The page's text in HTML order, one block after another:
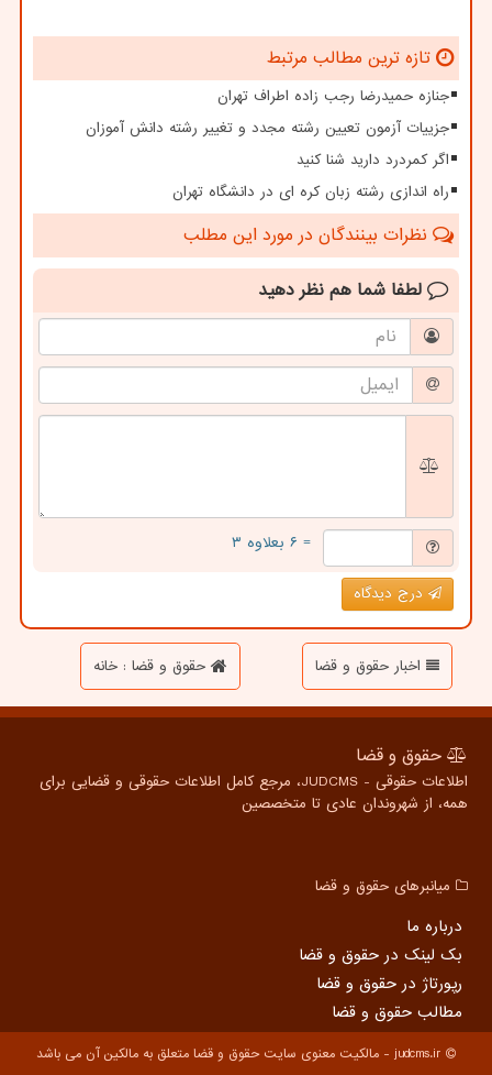
تازه ترین مطالب مرتبط
جنازه حمیدرضا رجب زاده اطراف تهران
جزییات آزمون تعیین رشته مجدد و تغییر رشته دانش آموزان
اگر کمردرد دارید شنا کنید
راه اندازی رشته زبان کره ای در دانشگاه تهران
نظرات بینندگان در مورد این مطلب
لطفا شما هم نظر دهید
= ۶ بعلاوه ۳
درج دیدگاه
اخبار حقوق و قضا حقوق و قضا : خانه
حقوق و قضا
اطلاعات حقوقی - JUDCMS، مرجع کامل اطلاعات حقوقی و قضایی برای
همه، از شهروندان عادی تا متخصصین
میانبرهای حقوق و قضا
درباره ما
بک لینک در حقوق و قضا
رپورتاژ در حقوق و قضا
مطالب حقوق و قضا